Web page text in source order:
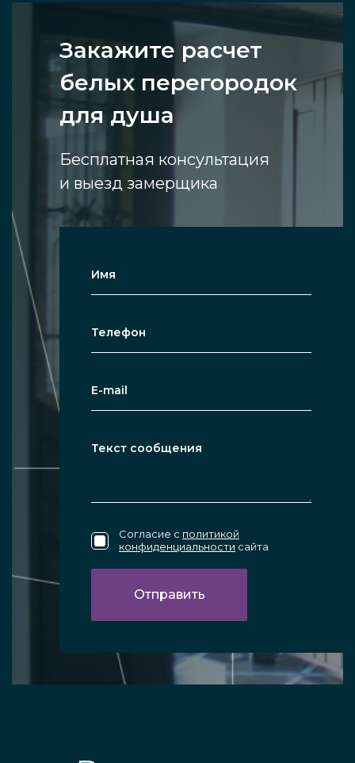
Закажите расчет
белых перегородок
для душа
Бесплатная консультация
и выезд замерщика
Согласие с политикой
конфиденциальности сайта